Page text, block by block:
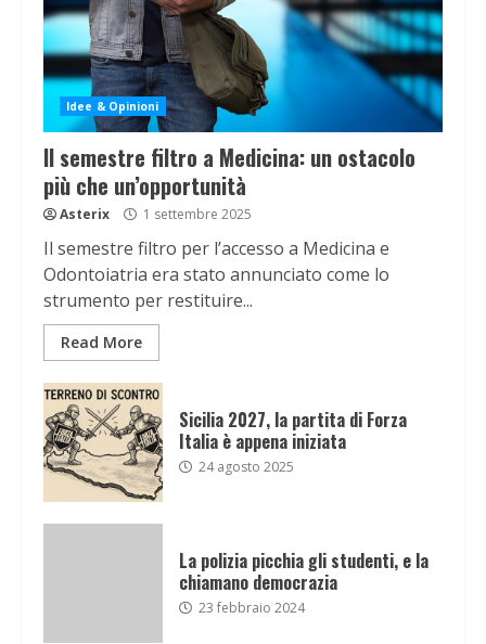
Idee & Opinioni
Il semestre filtro a Medicina: un ostacolo
più che un’opportunità
Asterix 1 settembre 2025
Il semestre filtro per l’accesso a Medicina e
Odontoiatria era stato annunciato come lo
strumento per restituire...
Read More
Sicilia 2027, la partita di Forza
Italia è appena iniziata
24 agosto 2025
La polizia picchia gli studenti, e la
chiamano democrazia
23 febbraio 2024